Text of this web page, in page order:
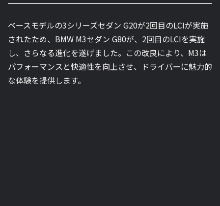
ベースモデルの3シリーズセダン G20が2回目のLCIが実施
されたため、BMW M3セダン G80が、2回目のLCIを実施
し、さらなる進化を遂げました。この改良により、M3は
パフォーマンスと快適性を向上させ、ドライバーに魅力的
な体験を提供します。